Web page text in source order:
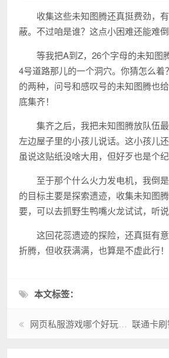
收集这些未知图腾还真挺费劲，
蔽。不过咱是谁？这点小困难还能难倒
等我把A到Z，26个字母的未知图
4号道路那儿的一个洞穴。你猜怎么着
的两种，问号和感叹号的未知图腾也
底集齐！
集齐之后，我把未知图腾放队伍
左边屋子里的小孩儿说话。这小孩儿还
虽说这贴纸没啥大用，但好歹也是个纪
至于那个什么火力发电机，我倒
的目标主要是探索遗迹，收集未知图
要，可以去抓野生鸭嘴火龙试试，听说
这回花蕊遗迹的探险，还真挺有
折腾，但收获满满，也算是不虚此行！
本文标签：
网页私服游戏哪个好玩？这几款人气超高！